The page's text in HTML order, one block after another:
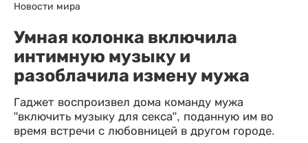
Новости мира
Умная колонка включила
интимную музыку и
разоблачила измену мужа
Гаджет воспроизвел дома команду мужа
"включить музыку для секса", поданную им во
время встречи с любовницей в другом городе.